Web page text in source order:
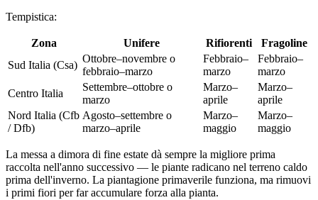
Tempistica:
Zona Unifere Rifiorenti
Fragoline
Sud Italia (Csa)
Ottobre–novembre o
febbraio–marzo
Febbraio–
marzo
Febbraio–
marzo
Centro Italia
Settembre–ottobre o
marzo
Marzo–
aprile
Marzo–
aprile
Nord Italia (Cfb
/ Dfb)
Agosto–settembre o
marzo–aprile
Marzo–
maggio
Marzo–
maggio
La messa a dimora di fine estate dà sempre la migliore prima
raccolta nell'anno successivo — le piante radicano nel terreno caldo
prima dell'inverno. La piantagione primaverile funziona, ma rimuovi
i primi fiori per far accumulare forza alla pianta.